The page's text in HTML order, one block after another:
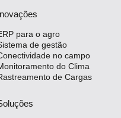
para o agro
de gestão
no campo
do Clima
de Cargas